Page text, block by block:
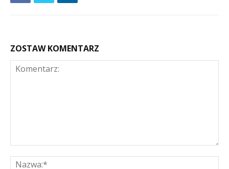
ZOSTAW KOMENTARZ